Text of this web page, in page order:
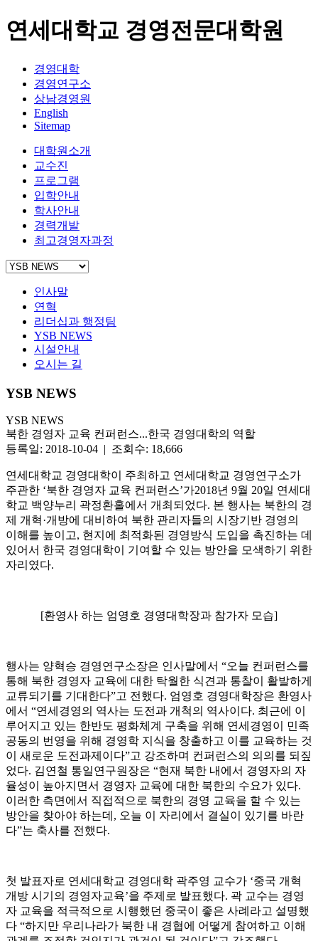
연세대학교 경영전문대학원
경영대학
경영연구소
상남경영원
English
Sitemap
대학원소개
교수진
프로그램
입학안내
학사안내
경력개발
최고경영자과정
인사말
연혁
리더십과 행정팀
YSB NEWS
시설안내
오시는 길
YSB NEWS
YSB NEWS
북한 경영자 교육 컨퍼런스...한국 경영대학의 역할
등록일: 2018-10-04 | 조회수: 18,666
연세대학교 경영대학이 주최하고 연세대학교 경영연구소가
주관한 ‘북한 경영자 교육 컨퍼런스’가2018년 9월 20일 연세대
학교 백양누리 곽정환홀에서 개최되었다. 본 행사는 북한의 경
제 개혁·개방에 대비하여 북한 관리자들의 시장기반 경영의
이해를 높이고, 현지에 최적화된 경영방식 도입을 촉진하는 데
있어서 한국 경영대학이 기여할 수 있는 방안을 모색하기 위한
자리였다.
[환영사 하는 엄영호 경영대학장과 참가자 모습]
행사는 양혁승 경영연구소장은 인사말에서 “오늘 컨퍼런스를
통해 북한 경영자 교육에 대한 탁월한 식견과 통찰이 활발하게
교류되기를 기대한다”고 전했다. 엄영호 경영대학장은 환영사
에서 “연세경영의 역사는 도전과 개척의 역사이다. 최근에 이
루어지고 있는 한반도 평화체계 구축을 위해 연세경영이 민족
공동의 번영을 위해 경영학 지식을 창출하고 이를 교육하는 것
이 새로운 도전과제이다”고 강조하며 컨퍼런스의 의의를 되짚
었다. 김연철 통일연구원장은 “현재 북한 내에서 경영자의 자
율성이 높아지면서 경영자 교육에 대한 북한의 수요가 있다.
이러한 측면에서 직접적으로 북한의 경영 교육을 할 수 있는
방안을 찾아야 하는데, 오늘 이 자리에서 결실이 있기를 바란
다”는 축사를 전했다.
첫 발표자로 연세대학교 경영대학 곽주영 교수가 ‘중국 개혁
개방 시기의 경영자교육’을 주제로 발표했다. 곽 교수는 경영
자 교육을 적극적으로 시행했던 중국이 좋은 사례라고 설명했
다 “하지만 우리나라가 북한 내 경협에 어떻게 참여하고 이해